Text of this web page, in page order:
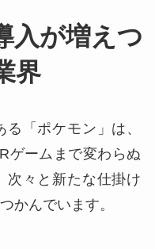
入が増えつ
界
「ポケモン」は、
ゲームまで変わらぬ
次々と新たな仕掛け
かんでいます。